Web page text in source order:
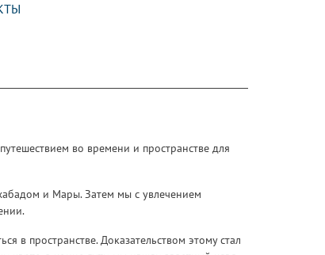
во времени и пространстве для
и Мары. Затем мы с увлечением
в пространстве. Доказательством этому стал